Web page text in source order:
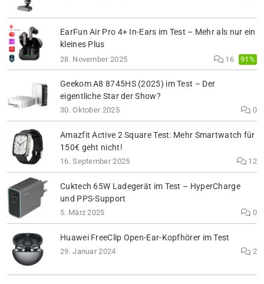
EarFun Air Pro 4+ In-Ears im Test – Mehr als nur ein
kleines Plus
28. November 2025 16 91%
Geekom A8 8745HS (2025) im Test – Der
eigentliche Star der Show?
30. Oktober 2025 0
Amazfit Active 2 Square Test: Mehr Smartwatch für
150€ geht nicht!
16. September 2025 12
Cuktech 65W Ladegerät im Test – HyperCharge
und PPS-Support
5. März 2025 0
Huawei FreeClip Open-Ear-Kopfhörer im Test
29. Januar 2024 2